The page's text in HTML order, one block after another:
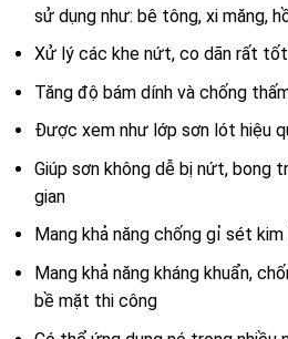
sử dụng như: bê tông, xi măng,
Xử lý các khe nứt, co dãn rất tốt
Tăng độ bám dính và chống
Được xem như lớp sơn lót hiệu
Giúp sơn không dễ bị nứt, bong
gian
Mang khả năng chống gỉ sét
Mang khả năng kháng khuẩn,
bề mặt thi công